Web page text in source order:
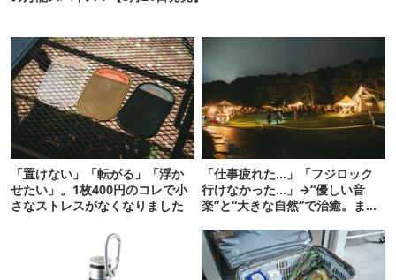
「置けない」「転がる」「浮か
せたい」。1枚400円のコレで小
さなストレスがなくなりました
「仕事疲れた…」「フジロック
行けなかった…」→“優しい音
楽”と“大きな自然”で治癒。まだ